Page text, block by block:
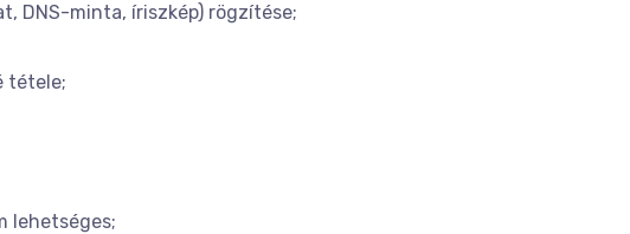
DNS-minta, íriszkép) rögzítése;
tétele;
lehetséges;